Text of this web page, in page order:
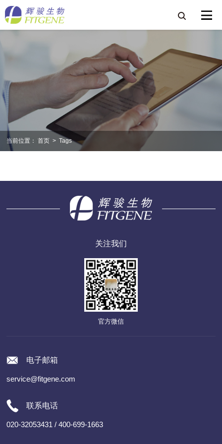
当前位置： 首页 > Tags
关注我们
官方微信
电子邮箱
service@fitgene.com
联系电话
020-32053431 / 400-699-1663